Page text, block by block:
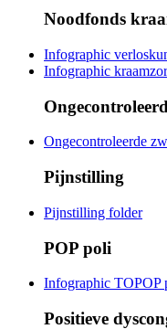
Noodfonds
Infographic
Infographic
Ongecontroleerde
Pijnstilling
Pijnstilling folder
POP poli
Infographic TOPOP
Positieve